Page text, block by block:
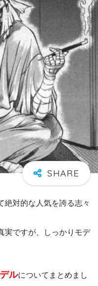
絶対的な人気を誇る志々
実ですが、しっかりモデ
ルについてまとめまし